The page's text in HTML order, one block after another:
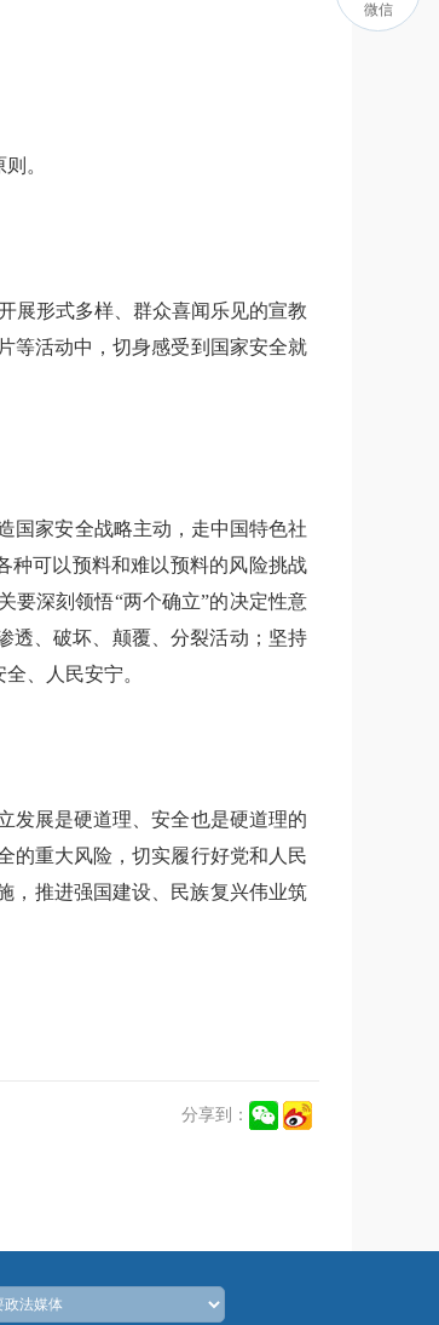
。
展形式多样、群众喜闻乐见的宣教
等活动中，切身感受到国家安全就
国家安全战略主动，走中国特色社
种可以预料和难以预料的风险挑战
要深刻领悟“两个确立”的决定性意
透、破坏、颠覆、分裂活动；坚持
、人民安宁。
发展是硬道理、安全也是硬道理的
的重大风险，切实履行好党和人民
，推进强国建设、民族复兴伟业筑
分享到：
微信